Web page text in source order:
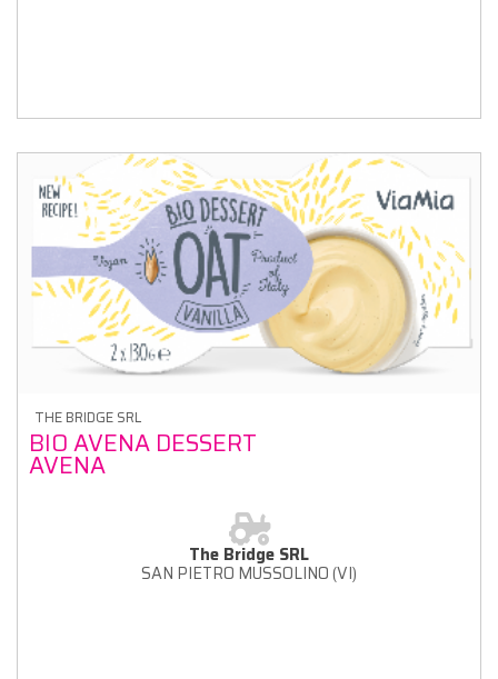
THE BRIDGE SRL
BIO AVENA DESSERT
AVENA
The Bridge SRL
SAN PIETRO MUSSOLINO (VI)